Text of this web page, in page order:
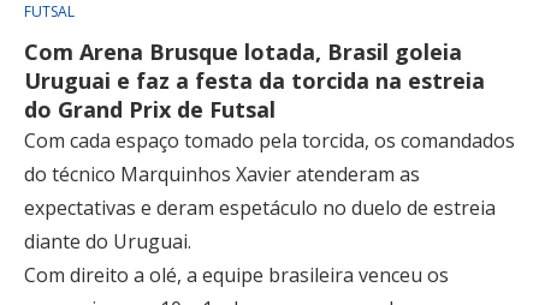
FUTSAL
Com Arena Brusque lotada, Brasil goleia
Uruguai e faz a festa da torcida na estreia
do Grand Prix de Futsal
Com cada espaço tomado pela torcida, os comandados
do técnico Marquinhos Xavier atenderam as
expectativas e deram espetáculo no duelo de estreia
diante do Uruguai.
Com direito a olé, a equipe brasileira venceu os